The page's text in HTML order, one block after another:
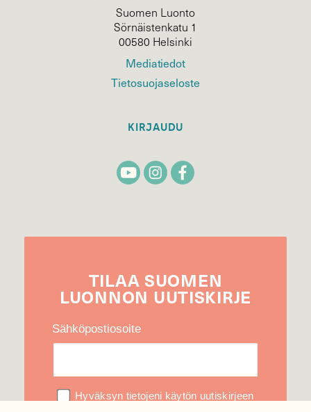
Suomen Luonto
Sörnäistenkatu 1
00580 Helsinki
Mediatiedot
Tietosuojaseloste
KIRJAUDU
TILAA SUOMEN
LUONNON UUTIS­KIRJE
Sähköpostiosoite
Hyväksyn tietojeni käytön uutiskirjeen